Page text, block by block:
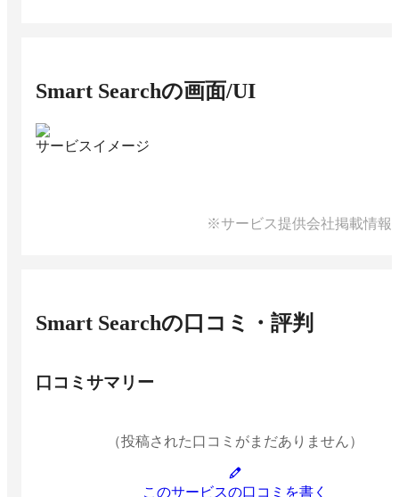
Smart Searchの画面/UI
サービスイメージ
※サービス提供会社掲載情報
Smart Searchの口コミ・評判
口コミサマリー
（投稿された口コミがまだありません）
このサービスの口コミを書く